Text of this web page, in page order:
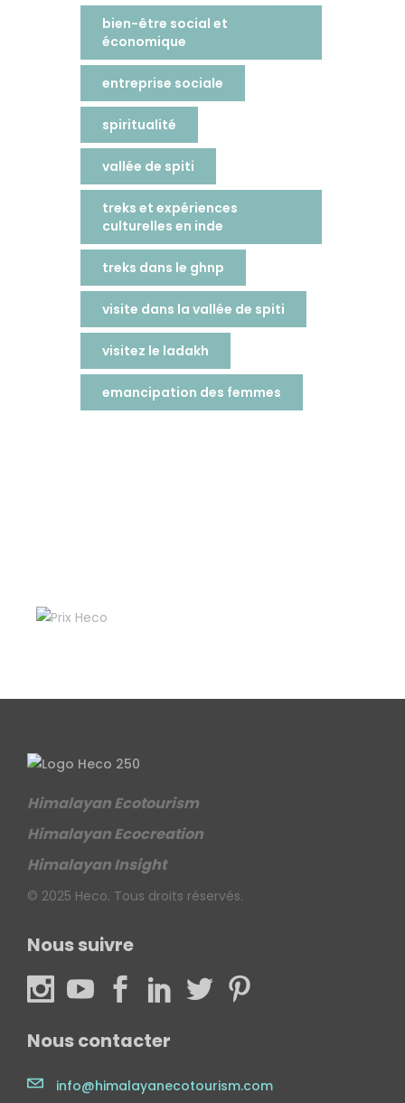
bien-être social et
économique
entreprise sociale
spiritualité
vallée de spiti
treks et expériences
culturelles en inde
treks dans le ghnp
visite dans la vallée de spiti
visitez le ladakh
emancipation des femmes
Himalayan Ecotourism
Himalayan Ecocreation
Himalayan Insight
© 2025 Heco. Tous droits réservés.
Nous suivre
Nous contacter
info@himalayanecotourism.com